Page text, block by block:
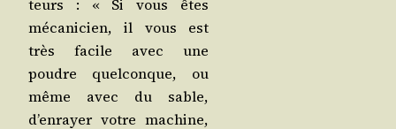
teurs : « Si vous êtes
méca­ni­cien, il vous est
très facile avec une
poudre quel­conque, ou
même avec du sable,
d’enrayer votre machine,